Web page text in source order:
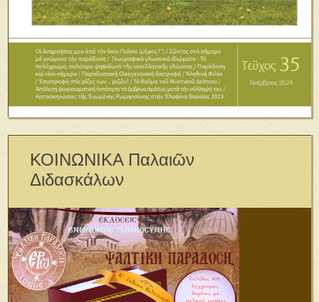
ΚΟΙΝΩΝΙΚΑ Παλαιῶν
Διδασκάλων